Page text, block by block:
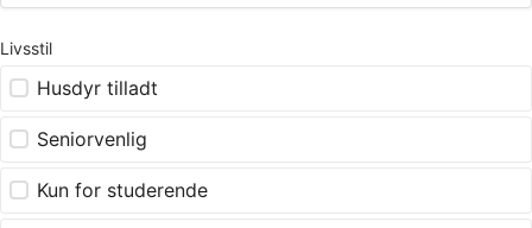
Livsstil
Husdyr tilladt
Seniorvenlig
Kun for studerende